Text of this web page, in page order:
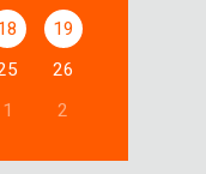
19
26
1 2